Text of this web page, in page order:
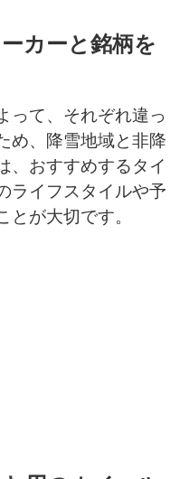
カーと銘柄を
って、それぞれ違っ
め、降雪地域と非降
、おすすめするタイ
ライフスタイルや予
が大切です。